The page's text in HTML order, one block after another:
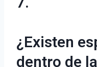
¿Existen
dentro de